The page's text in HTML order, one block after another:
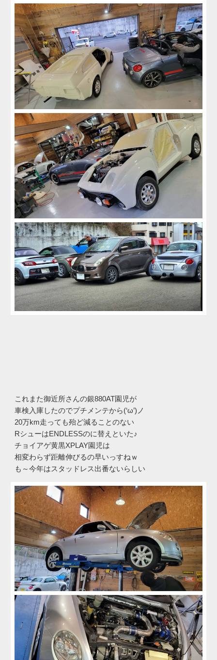
これまた御近所さんの銀880AT園児が
車検入庫したのでプチメンテから(‘ω’)ノ
20万km走っても殆ど減ることのない
RシューはENDLESSのに替えといた♪
チョイアゲ黄黒XPLAY園児は
相変わらず距離伸びるの早いっすねｗ
も～今年はスタッドレス出番ないらしい